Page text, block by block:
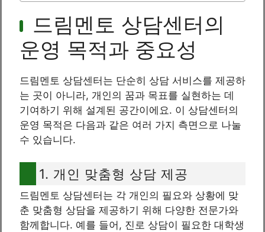
드림멘토 상담센터의
운영 목적과 중요성
드림멘토 상담센터는 단순히 상담 서비스를 제공하
는 곳이 아니라, 개인의 꿈과 목표를 실현하는 데
기여하기 위해 설계된 공간이에요. 이 상담센터의
운영 목적은 다음과 같은 여러 가지 측면으로 나눌
수 있습니다.
1. 개인 맞춤형 상담 제공
드림멘토 상담센터는 각 개인의 필요와 상황에 맞
춘 맞춤형 상담을 제공하기 위해 다양한 전문가와
함께합니다. 예를 들어, 진로 상담이 필요한 대학생